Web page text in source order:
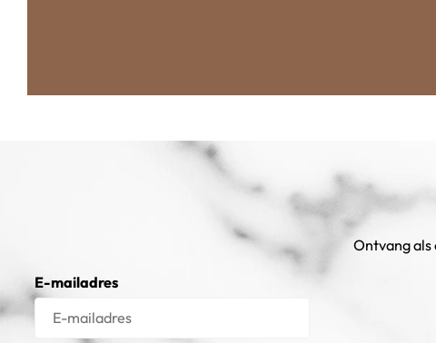
Ontvang als
E-mailadres